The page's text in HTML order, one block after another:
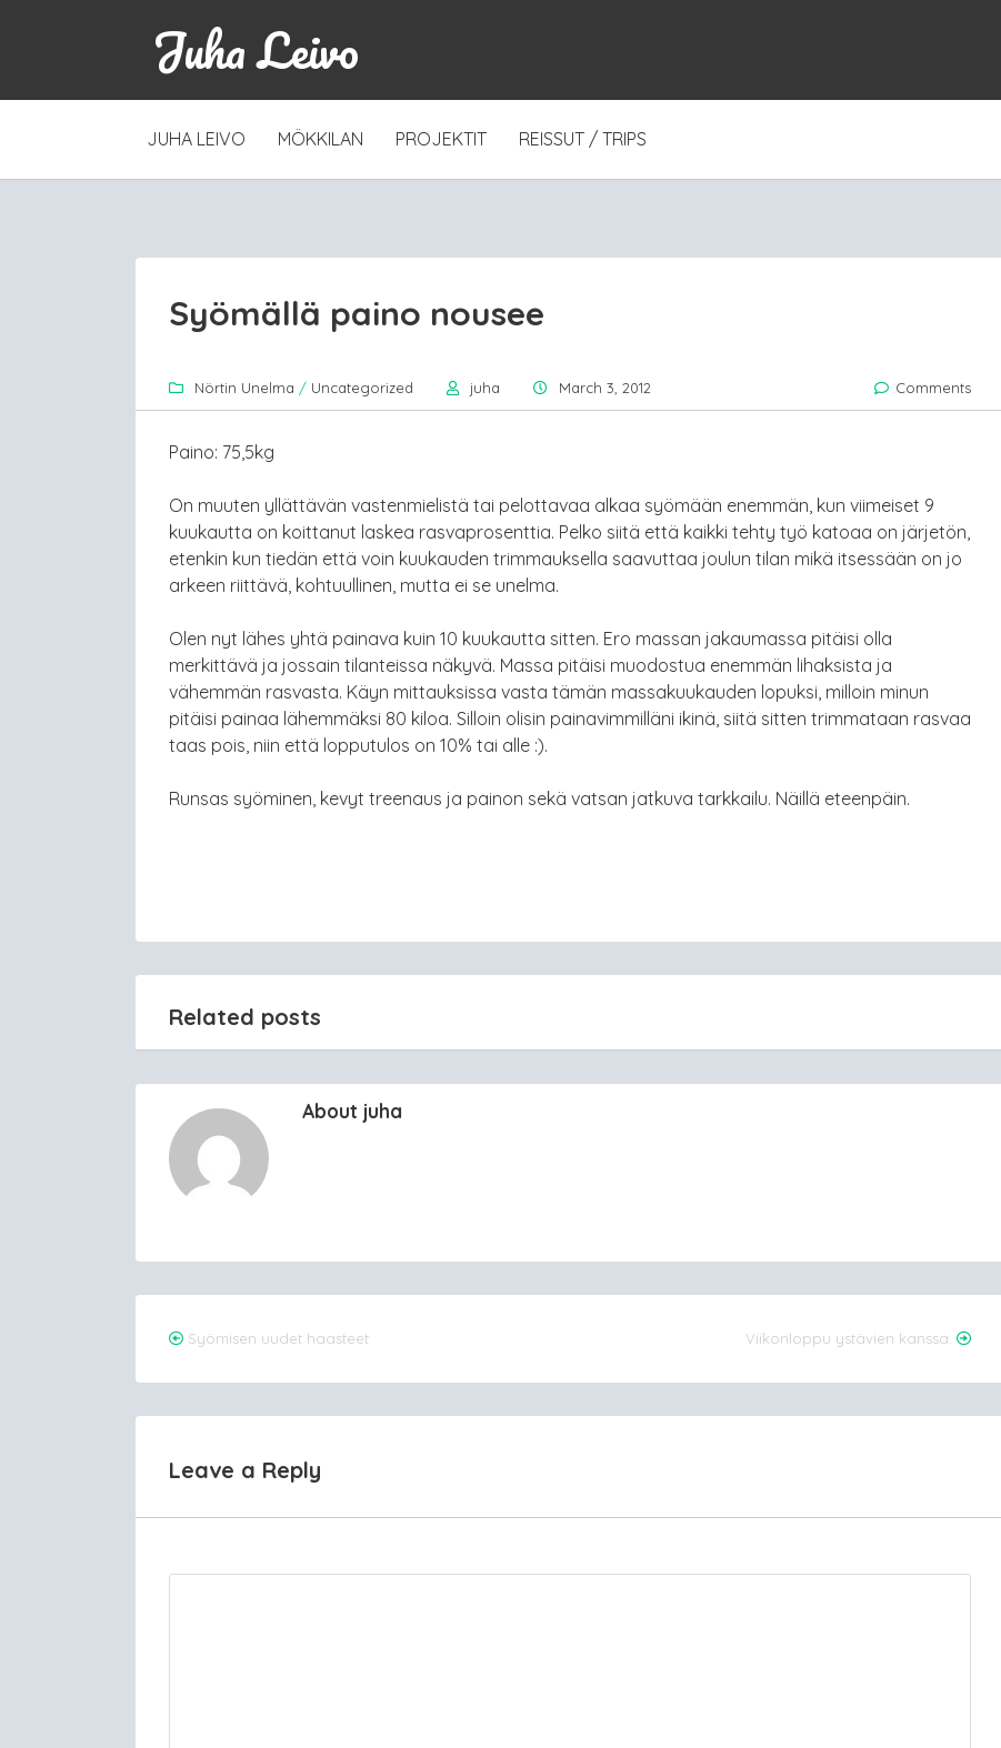
Juha Leivo
SKIP
JUHA LEIVO MÖKKILAN PROJEKTIT REISSUT / TRIPS
Syömällä paino nousee
Nörtin Unelma / Uncategorized juha March 3, 2012 Comments
Paino: 75,5kg
On muuten yllättävän vastenmielistä tai pelottavaa alkaa syömään enemmän, kun viimeiset 9
kuukautta on koittanut laskea rasvaprosenttia. Pelko siitä että kaikki tehty työ katoaa on järjetön,
etenkin kun tiedän että voin kuukauden trimmauksella saavuttaa joulun tilan mikä itsessään on jo
arkeen riittävä, kohtuullinen, mutta ei se unelma.
Olen nyt lähes yhtä painava kuin 10 kuukautta sitten. Ero massan jakaumassa pitäisi olla
merkittävä ja jossain tilanteissa näkyvä. Massa pitäisi muodostua enemmän lihaksista ja
vähemmän rasvasta. Käyn mittauksissa vasta tämän massakuukauden lopuksi, milloin minun
pitäisi painaa lähemmäksi 80 kiloa. Silloin olisin painavimmilläni ikinä, siitä sitten trimmataan rasvaa
taas pois, niin että lopputulos on 10% tai alle :).
Runsas syöminen, kevyt treenaus ja painon sekä vatsan jatkuva tarkkailu. Näillä eteenpäin.
Related posts
About juha
Post
navigation
Syömisen uudet haasteet Viikonloppu ystävien kanssa.
Leave a Reply